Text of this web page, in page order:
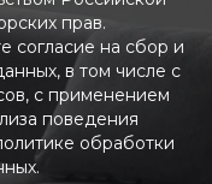
прав.
согласие на сбор и
в том числе с
с применением
поведения
обработки